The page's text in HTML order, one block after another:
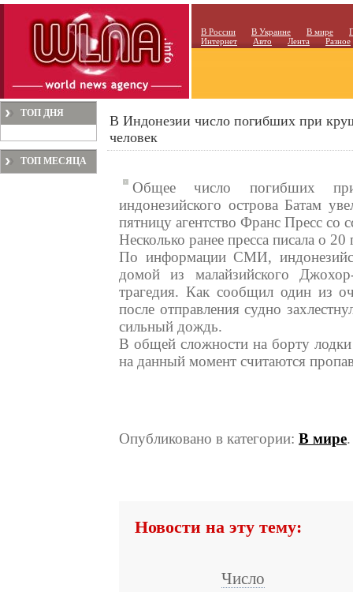
В России В Украине В мире
Интернет
Авто Лента Разное
ТОП ДНЯ
ТОП МЕСЯЦА
В Индонезии число погибших при
человек
Общее число погибших
индонезийского острова Батам
пятницу агентство Франс Пресс со
Несколько ранее пресса писала о
По информации СМИ,
домой из малайзийского
трагедия. Как сообщил один из
после отправления судно
сильный дождь.
В общей сложности на борту
на данный момент считаются
Опубликовано в категории: В мире
Новости на эту тему:
Число